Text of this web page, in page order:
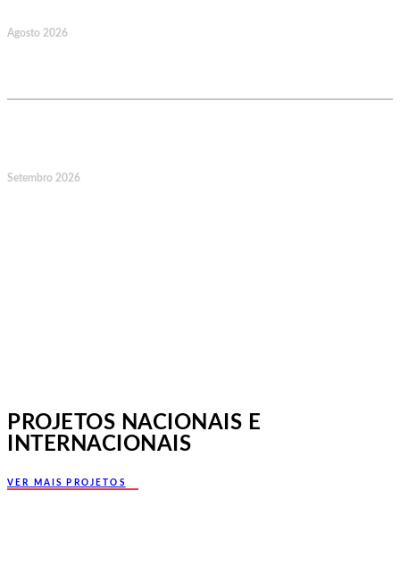
Agosto 2026
Setembro 2026
PROJETOS NACIONAIS E
INTERNACIONAIS
VER MAIS PROJETOS